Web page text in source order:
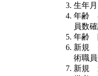
生年
年齢
員数
年齢
新規
術職
新規